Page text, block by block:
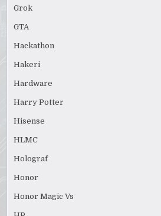
Grok
GTA
Hackathon
Hakeri
Hardware
Harry Potter
Hisense
HLMC
Holograf
Honor
Honor Magic Vs